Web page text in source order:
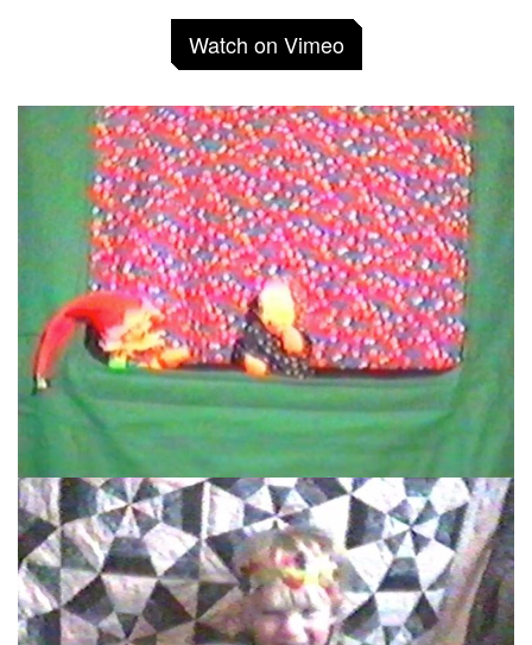
Watch on Vimeo